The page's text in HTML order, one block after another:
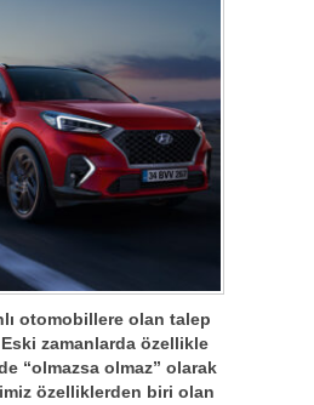
otomobillere olan talep
zamanlarda özellikle
“olmazsa olmaz” olarak
özelliklerden biri olan